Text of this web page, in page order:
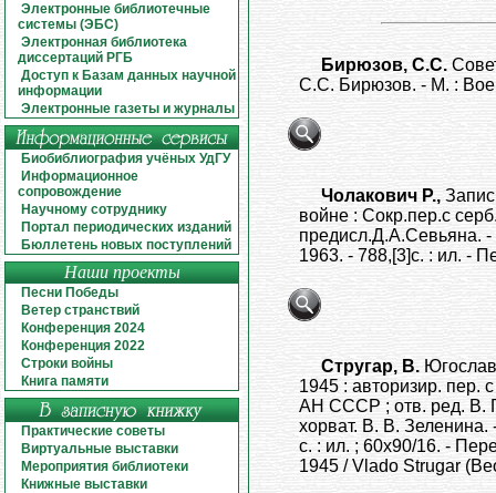
Электронные библиотечные
системы (ЭБС)
Электронная библиотека
диссертаций РГБ
Доступ к Базам данных научной
информации
Электронные газеты и журналы
Биобиблиография учёных УдГУ
Информационное
сопровождение
Научному сотруднику
Портал периодических изданий
Бюллетень новых поступлений
Наши проекты
Песни Победы
Ветер странствий
Конференция 2024
Конференция 2022
Строки войны
Книга памяти
Практические советы
Виртуальные выставки
Мероприятия библиотеки
Книжные выставки
Бирюзов, С.С.
С.С. Бирюзов. - М. :
Чолакович Р.,
войне : Сокр.пер.с
предисл.Д.А.Севьяна. -
1963. - 788,[3]с. : ил. -
Стругар, В.
1945 : авторизир. пер.
АН СССР ; отв. ред. В.
хорват. В. В.
с. : ил. ; 60х90/16. -
1945 / Vlado Strugar